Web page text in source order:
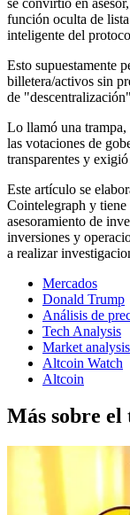
función oculta de
inteligente del
Esto supuestamente
billetera/activos sin
de
Lo llamó una
las votaciones de
transparentes y
Este artículo se
Cointelegraph y
asesoramiento de
inversiones y
a realizar
Mercados
Donald Trump
Análisis de
Tech Analysis
Market analysis
Altcoin Watch
Altcoin
Más sobre el